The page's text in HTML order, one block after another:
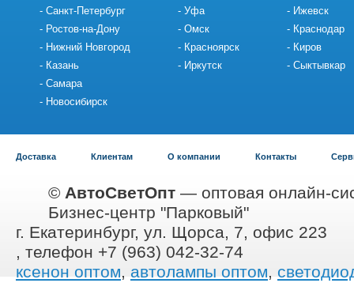
Санкт-Петербург
Ростов-на-Дону
Нижний Новгород
Казань
Самара
Новосибирск
Уфа
Омск
Красноярск
Иркутск
Ижевск
Краснодар
Киров
Сыктывкар
Доставка Клиентам О компании Контакты
© АвтоСветОпт — оптовая онлайн-
Бизнес-центр "Парковый"
г. Екатеринбург, ул. Щорса, 7, офис 223
, телефон +7 (963) 042-32-74
ксенон оптом, автолампы оптом,